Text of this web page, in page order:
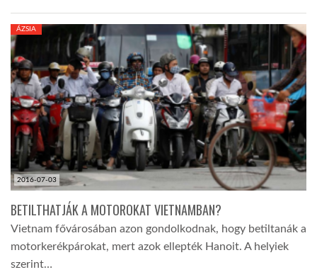
GLOBOTV BP
HÍR3D
TROPICALMAGAZIN
GLOBOTV
AFRIKA TUDÁSTÁR
2016-07-03
ÁZSIA
BETILTHATJÁK A MOTOROKAT VIETNAMBAN?
Vietnam fővárosában azon gondolkodnak, hogy betiltanák a
motorkerékpárokat, mert azok ellepték Hanoit. A helyiek
szerint…